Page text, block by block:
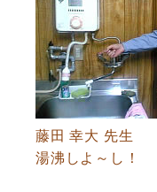
藤田 幸大 先生
湯沸しよ～し！